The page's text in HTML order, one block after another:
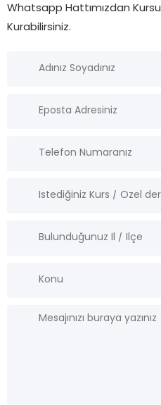
Whatsapp Hattımızdan
Kurabilirsiniz.